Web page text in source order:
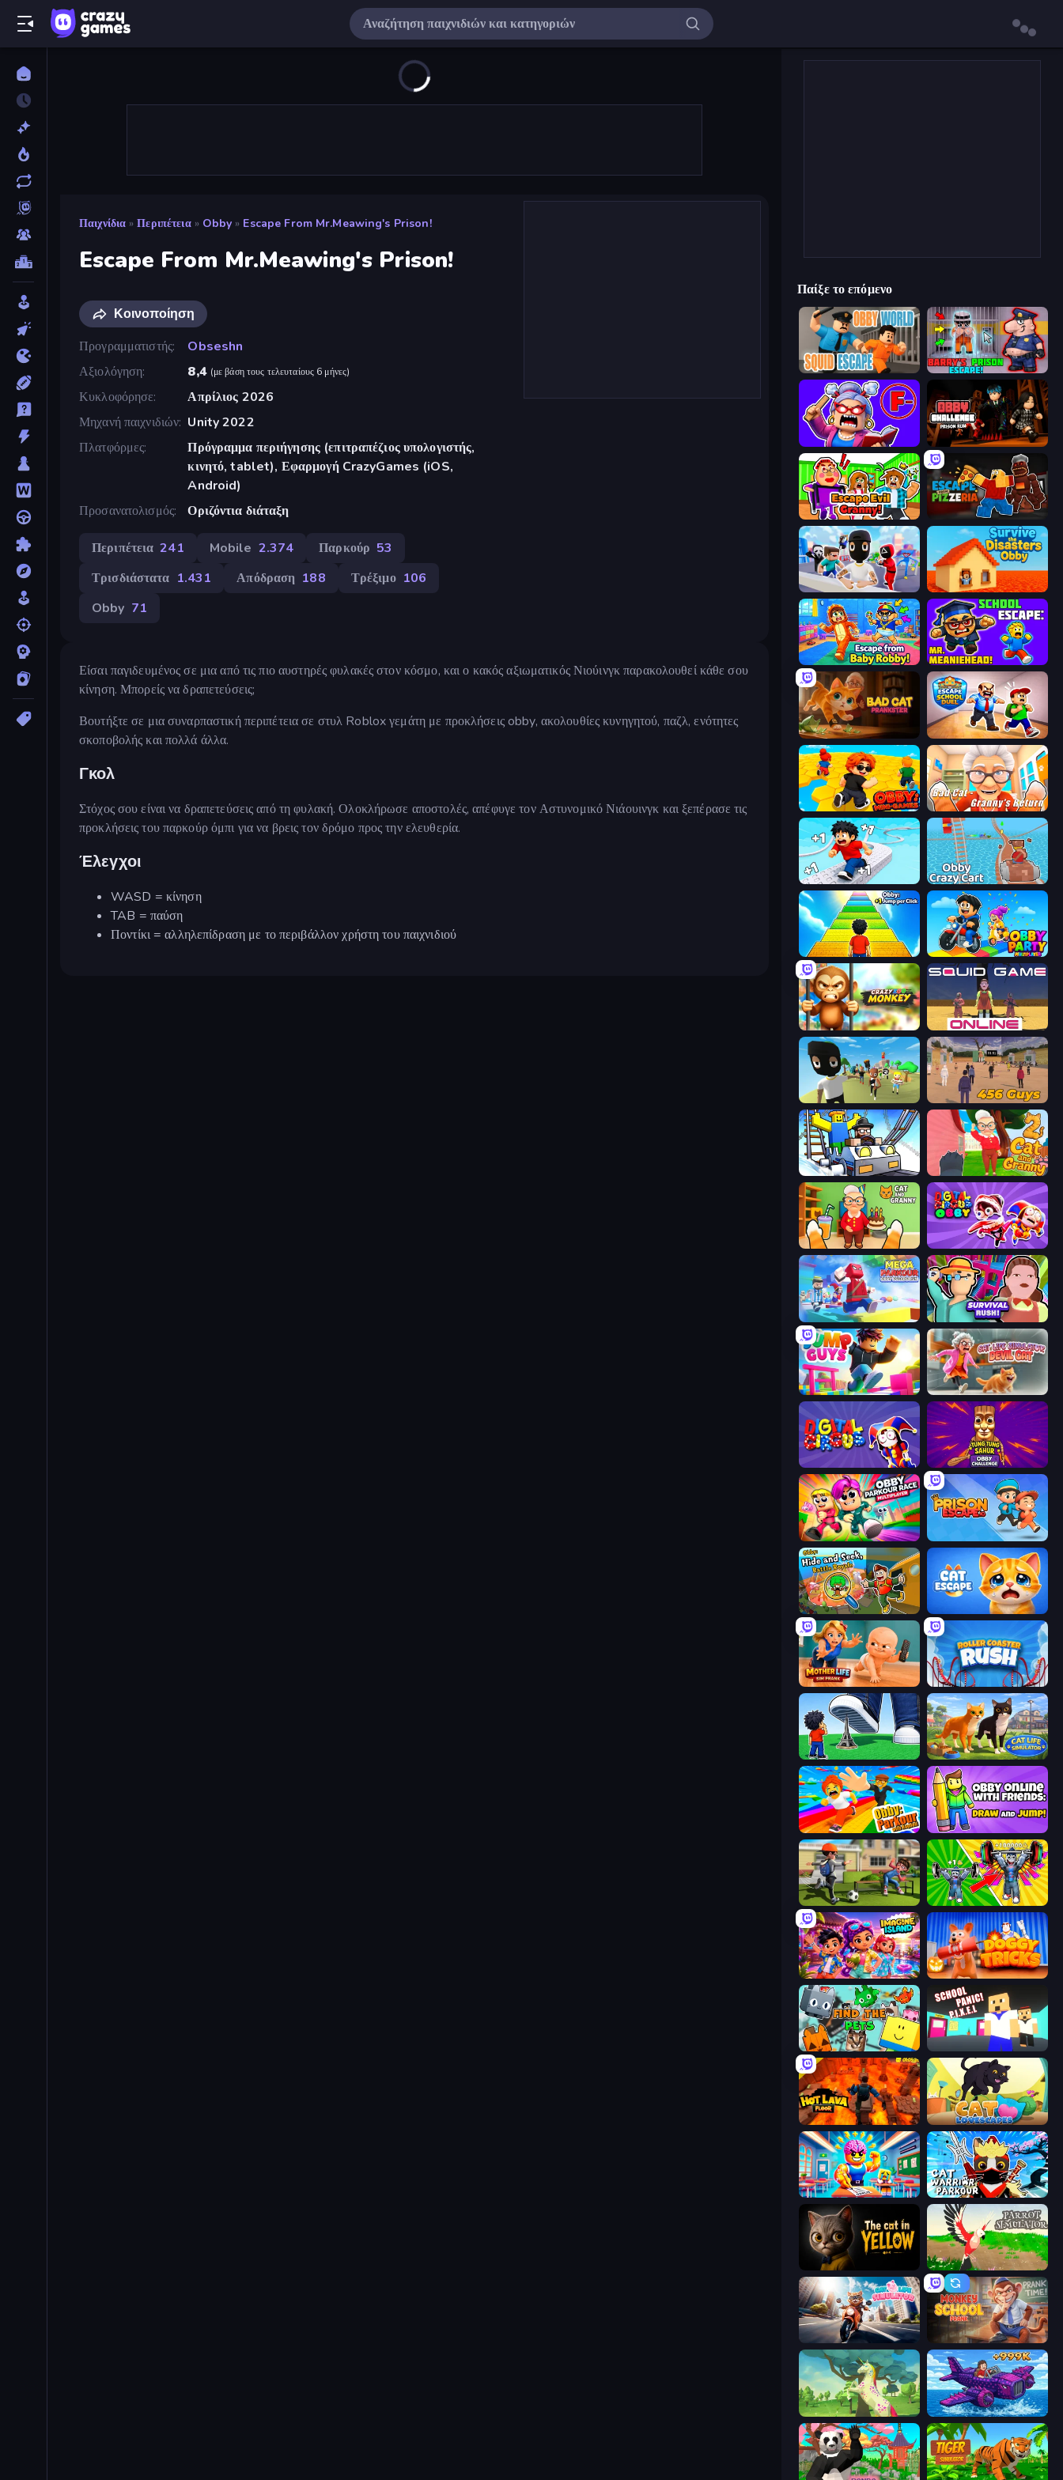
Παιχνίδια » Περιπέτεια » Obby » Escape From Mr.Meawing's Prison!
Escape From Mr.Meawing's Prison!
Κοινοποίηση
Προγραμματιστής
Obseshn
Αξιολόγηση
8,4 (με βάση τους τελευταίους 6 μήνες)
Κυκλοφόρησε
Απρίλιος 2026
Μηχανή παιχνιδιών Unity 2022
Πλατφόρμες
Πρόγραμμα περιήγησης (επιτραπέζιος υπολογιστής,
κινητό, tablet), Εφαρμογή CrazyGames (iOS,
Android)
Προσανατολισμός
Οριζόντια διάταξη
Περιπέτεια 241 Mobile 2.374 Παρκούρ 53
Τρισδιάστατα 1.431 Απόδραση 188 Τρέξιμο 106
Obby 71
Είσαι παγιδευμένος σε μια από τις πιο αυστηρές φυλακές στον κόσμο, και ο κακός αξιωματικός Νιούινγκ παρακολουθεί κάθε σου
κίνηση. Μπορείς να δραπετεύσεις;
Βουτήξτε σε μια συναρπαστική περιπέτεια σε στυλ Roblox γεμάτη με προκλήσεις obby, ακολουθίες κυνηγητού, παζλ, ενότητες
σκοποβολής και πολλά άλλα.
Γκολ
Στόχος σου είναι να δραπετεύσεις από τη φυλακή. Ολοκλήρωσε αποστολές, απέφυγε τον Αστυνομικό Νιάουινγκ και ξεπέρασε τις
προκλήσεις του παρκούρ όμπι για να βρεις τον δρόμο προς την ελευθερία.
Έλεγχοι
WASD = κίνηση
TAB = παύση
Ποντίκι = αλληλεπίδραση με το περιβάλλον χρήστη του παιχνιδιού
Παίξε το επόμενο
Barry's Prison Escape!
Obby Challenge: Prison Run
Escape Evil Granny! Escape From Pizzeria
Survive the Disasters: Obby
Escape From Baby Robby!
Bad Cat Prankster Escape School Duel
Obby: Mini-Games Bad Cat - Granny's Return
Speed per Click: Obby Obby: Crazy Cart
Obby: +1 Jump per Click Obby Party Multiplayer
Crazy Zoo Monkey Squid Game Online
456 Guys
Obby: Ride Carts Cat and Granny 2
Cat and Granny Digital Circus: Obby
Mega Parkour: Obby Escape Run Survival Rush!
Jump Guys Cat Life Simulator: Devil Cat
Digital Circus: Parkour Game Tung Tung Sahur: Obby Challenge
Obby Parkour Race: Multiplayer Prison Escape.io
Obby: Hide and Seek, Battle Royale Cat Escape
Mother Life Simulator: Prank Roller Coaster Rush
Obby: Click and Grow Cat Life Simulator 3D
Obby: Parkour with Ragdoll
The Prank King Obby: Gym Simulator, Escape
Imagine Island Doggy Tricks
Find The Pets School Panic
Hot Lava Floor Cat Lovescapes
Obby: Dumb or Genius IQ Test Cat Warrior Parkour
The Cat in Yellow Parrot Simulator
Cat Life Simulator Monkey School Prank
Unicorn Family Simulator Magic World Obby Plane Power Challenge: Fly